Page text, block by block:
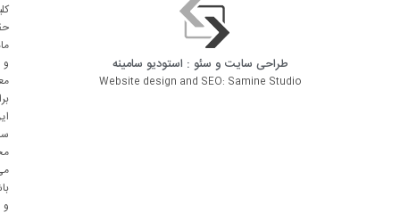
طراحی سایت و سئو : استودیو سامینه
Website design and SEO: Samine Studio
و
و